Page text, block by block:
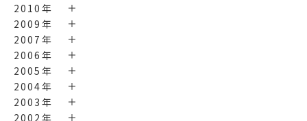
2010年
2009年
2007年
2006年
2005年
2004年
2003年
2002年